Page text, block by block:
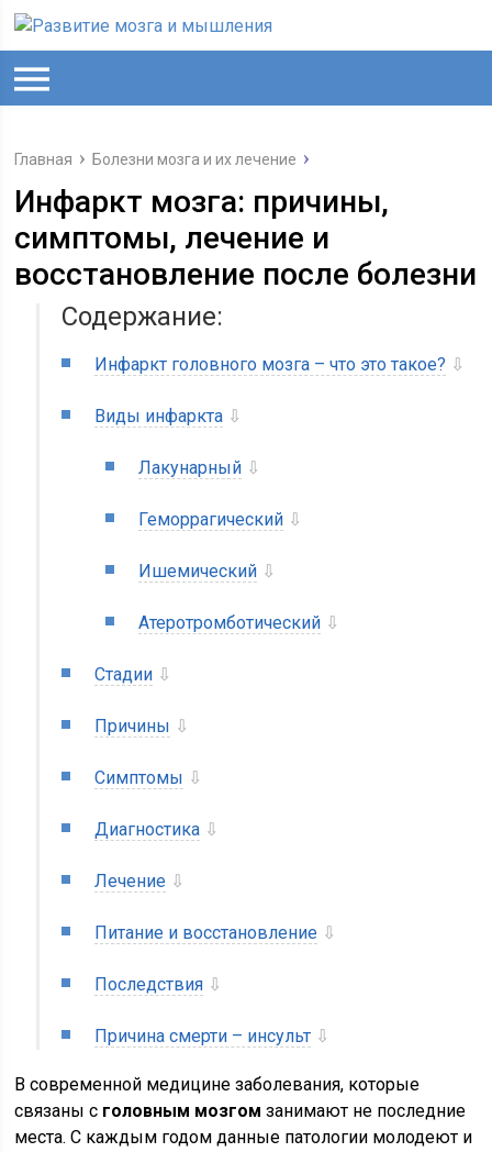
Главная Болезни мозга и их лечение
Инфаркт мозга: причины,
симптомы, лечение и
восстановление после болезни
Содержание:
Инфаркт головного мозга – что это такое? ⇩
Виды инфаркта ⇩
Лакунарный ⇩
Геморрагический ⇩
Ишемический ⇩
Атеротромботический ⇩
Стадии ⇩
Причины ⇩
Симптомы ⇩
Диагностика ⇩
Лечение ⇩
Питание и восстановление ⇩
Последствия ⇩
Причина смерти – инсульт ⇩
В современной медицине заболевания, которые
связаны с головным мозгом занимают не последние
места. С каждым годом данные патологии молодеют и